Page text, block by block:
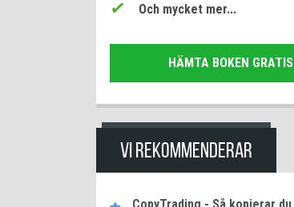
Och mycket mer...
HÄMTA BOKEN GRATIS
VI REKOMMENDERAR